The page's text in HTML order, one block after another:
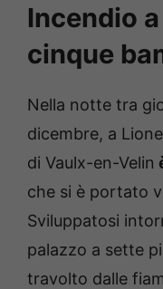
Incendio
cinque
Nella notte tra
dicembre, a
di Vaulx-en-Velin
che si è portato
Sviluppatosi
palazzo a sette
travolto dalle